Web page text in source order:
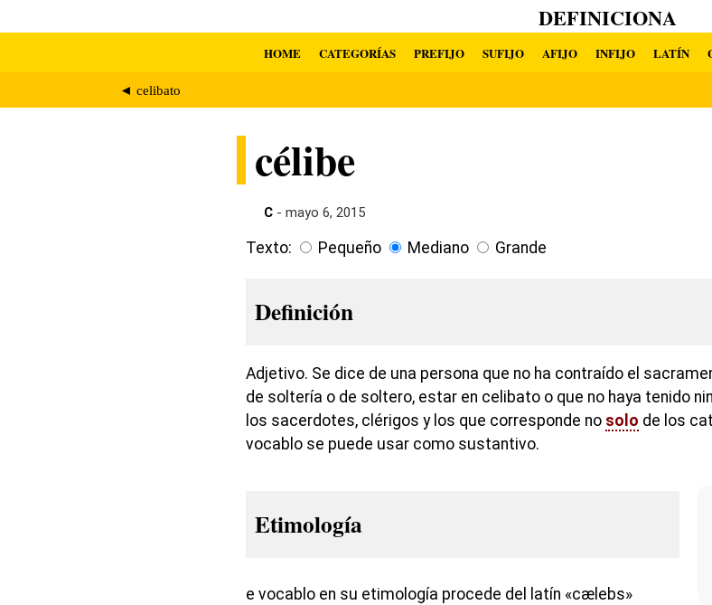
DEFINICIONA
HOME CATEGORÍAS PREFIJO SUFIJO AFIJO INFIJO LATÍN
◄ celibato
célibe
C - mayo 6, 2015
Texto: Pequeño Mediano Grande
Definición
Adjetivo. Se dice de una persona que no ha contraído el
de soltería o de soltero, estar en celibato o que no haya tenido
los sacerdotes, clérigos y los que corresponde no solo de los
vocablo se puede usar como sustantivo.
Etimología
e vocablo en su etimología procede del latín «cælebs»